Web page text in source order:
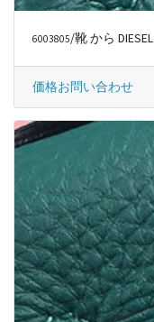
6003805/靴 から DIESEL
価格お問い合わせ